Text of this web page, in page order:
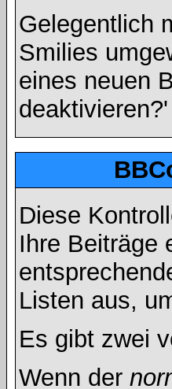
Gelegentlich
Smilies
eines neuen
Diese
Ihre Beiträge
Listen aus,
Es gibt zwei
Wenn der